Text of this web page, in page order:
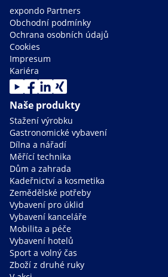
expondo Partners
Obchodní podmínky
Ochrana osobních údajů
Cookies
Impresum
Kariéra
Naše produkty
Stažení výrobku
Gastronomické vybavení
Dílna a nářadí
Měřící technika
Dům a zahrada
Kadeřnictví a kosmetika
Zemědělské potřeby
Vybavení pro úklid
Vybavení kanceláře
Mobilita a péče
Vybavení hotelů
Sport a volný čas
Zboží z druhé ruky